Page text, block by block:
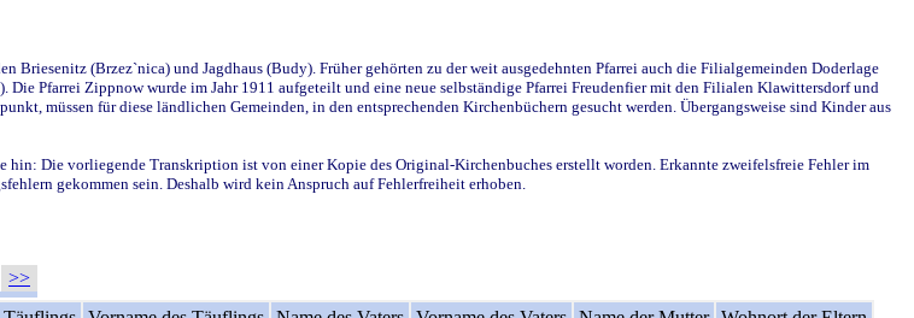
(Brzez`nica) und Jagdhaus (Budy). Früher gehörten zu der weit ausgedehnten Pfarrei auch die Filialgemeinden Doderlage
Pfarrei Zippnow wurde im Jahr 1911 aufgeteilt und eine neue selbständige Pfarrei Freudenfier mit den Filialen Klawittersdorf und
müssen für diese ländlichen Gemeinden, in den entsprechenden Kirchenbüchern gesucht werden. Übergangsweise sind Kinder aus
hin: Die vorliegende Transkription ist von einer Kopie des Original-Kirchenbuches erstellt worden. Erkannte zweifelsfreie Fehler im
gekommen sein. Deshalb wird kein Anspruch auf Fehlerfreiheit erhoben.
>>